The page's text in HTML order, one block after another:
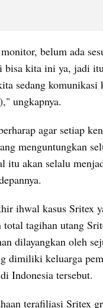
belum ada
bisa kita ini ya, jadi
sedang komunikasi
ungkapnya.
agar setiap
menguntungkan
itu akan selalu
ihwal kasus Sritex
total tagihan utang
dilayangkan oleh
dimiliki keluarga
Indonesia tersebut.
terafiliasi Sritex